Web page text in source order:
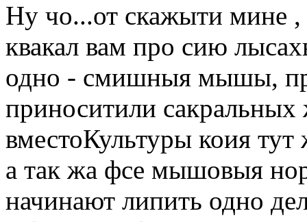
Ну чо...от скажыти мине ,
квакал вам про сию
одно - смишныя мышы,
приноситили сакральных
вместоКультуры коия
а так жа фсе мышовыя
начинают липить одно